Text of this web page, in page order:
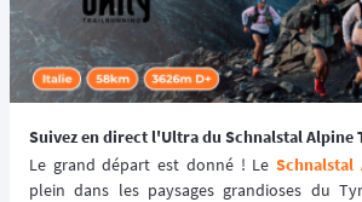
Suivez en direct l'Ultra du Schnalstal Alpine
Le grand départ est donné ! Le Schnalstal
plein dans les paysages grandioses du